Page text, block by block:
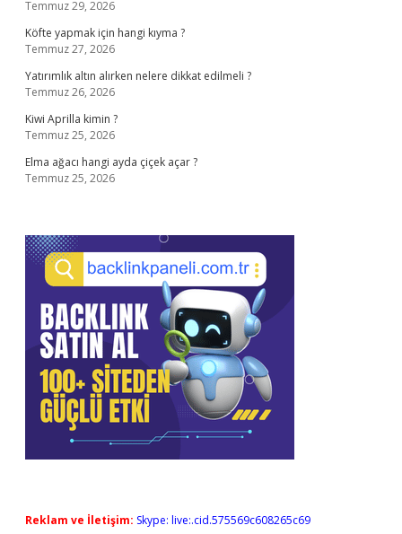
Temmuz 29, 2026
Köfte yapmak için hangi kıyma ?
Temmuz 27, 2026
Yatırımlık altın alırken nelere dikkat edilmeli ?
Temmuz 26, 2026
Kiwi Aprilla kimin ?
Temmuz 25, 2026
Elma ağacı hangi ayda çiçek açar ?
Temmuz 25, 2026
Reklam ve İletişim: Skype: live:.cid.575569c608265c69